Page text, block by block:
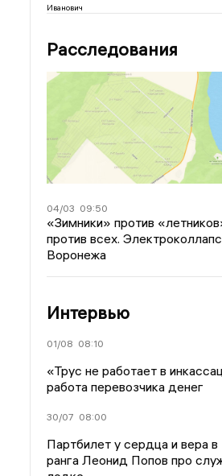
Иванович
Расследования
04/03 09:50
«Зимники» против
против всех.
Воронежа
Интервью
01/08 08:10
«Трус не работает в
работа перевозчика денег
30/07 08:00
Партбилет у сердца и вера в
ранга Леонид Попов про